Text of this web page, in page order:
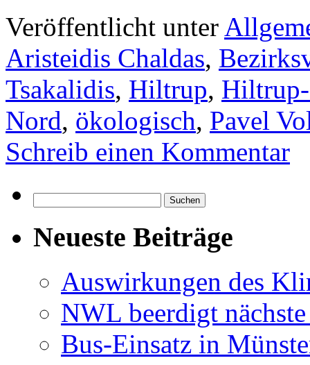
Veröffentlicht unter
Aristeidis Chaldas,
Tsakalidis, Hiltrup,
Nord, ökologisch, Pavel
Schreib einen Kommentar
nach:
Neueste Beiträge
Auswirkungen des
NWL beerdigt
Bus-Einsatz in